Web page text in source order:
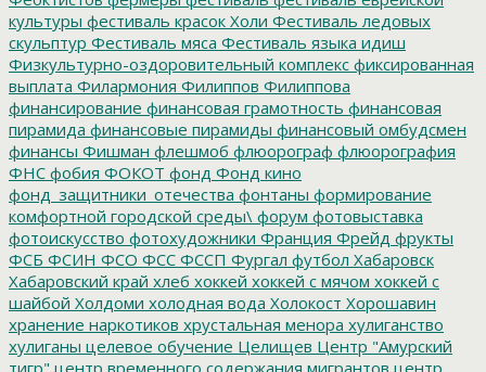
культуры фестиваль красок Холи Фестиваль ледовых
скульптур Фестиваль мяса Фестиваль языка идиш
Физкультурно-оздоровительный комплекс фиксированная
выплата Филармония Филиппов Филиппова
финансирование финансовая грамотность финансовая
пирамида финансовые пирамиды финансовый омбудсмен
финансы Фишман флешмоб флюорограф флюорография
ФНС фобия ФОКОТ фонд Фонд кино
фонд_защитники_отечества фонтаны формирование
комфортной городской среды\ форум фотовыставка
фотоискусство фотохудожники Франция Фрейд фрукты
ФСБ ФСИН ФСО ФСС ФССП Фургал футбол Хабаровск
Хабаровский край хлеб хоккей хоккей с мячом хоккей с
шайбой Холдоми холодная вода Холокост Хорошавин
хранение наркотиков хрустальная менора хулиганство
хулиганы целевое обучение Целищев Центр "Амурский
тигр" центр временного содержания мигрантов центр